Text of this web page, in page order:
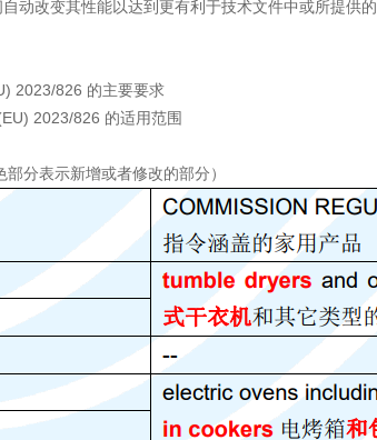
动改变其性能以达到更有利于技术文件中或所提供的
2023/826 的主要要求
2023/826 的适用范围
分表示新增或者修改的部分）